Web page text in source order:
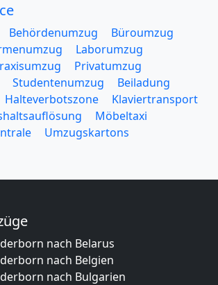
Behördenumzug
Büroumzug
Laborumzug
Privatumzug
Studentenumzug
Beiladung
Halteverbotszone
Klaviertransport
Möbeltaxi
Umzugskartons
nach Belarus
nach Belgien
nach Bulgarien